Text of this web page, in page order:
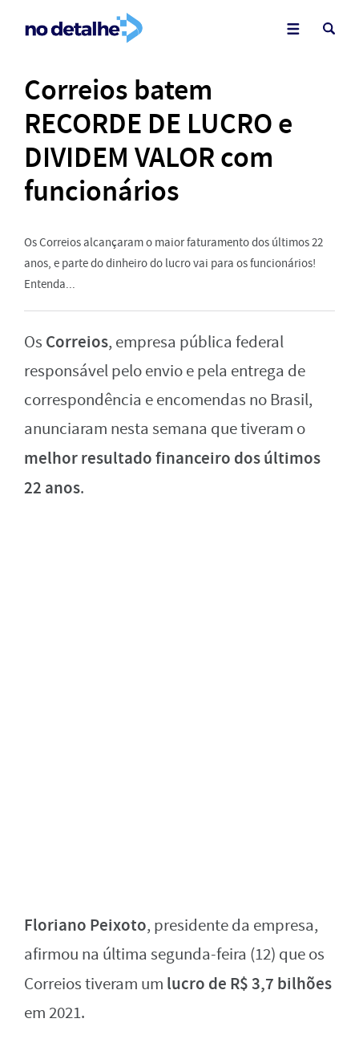
Correios batem
RECORDE DE LUCRO e
DIVIDEM VALOR com
funcionários
Os Correios alcançaram o maior faturamento dos últimos 22
anos, e parte do dinheiro do lucro vai para os funcionários!
Entenda...
Os Correios, empresa pública federal
responsável pelo envio e pela entrega de
correspondência e encomendas no Brasil,
anunciaram nesta semana que tiveram o
melhor resultado financeiro dos últimos
22 anos.
Floriano Peixoto, presidente da empresa,
afirmou na última segunda-feira (12) que os
Correios tiveram um lucro de R$ 3,7 bilhões
em 2021.